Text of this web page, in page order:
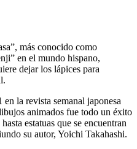
más conocido como
en el mundo hispano,
dejar los lápices para
la revista semanal japonesa
animados fue todo un éxito
estatuas que se encuentran
su autor, Yoichi Takahashi.